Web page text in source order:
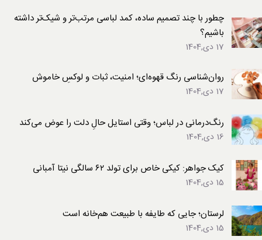
چطور با چند تصمیم ساده، کمد لباسی مرتب‌تر و شیک‌تر داشته
باشیم؟
17 دی,1404
روان‌شناسی رنگ قهوه‌ای؛ امنیت، ثبات و لوکسِ خاموش
17 دی,1404
رنگ‌درمانی در لباس؛ وقتی استایل حالِ دلت را عوض می‌کند
16 دی,1404
کیک جواهر: کیکی خاص برای تولد ۶۲ سالگی نیتا آمبانی
15 دی,1404
لرستان؛ جایی که طایفه با طبیعت هم‌خانه است
15 دی,1404